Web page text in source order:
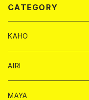
CATEGORY
KAHO
シャンパンカード
モエシャンドン カード
BAIKA カード
AIRI
シャンパン カード
MAYA